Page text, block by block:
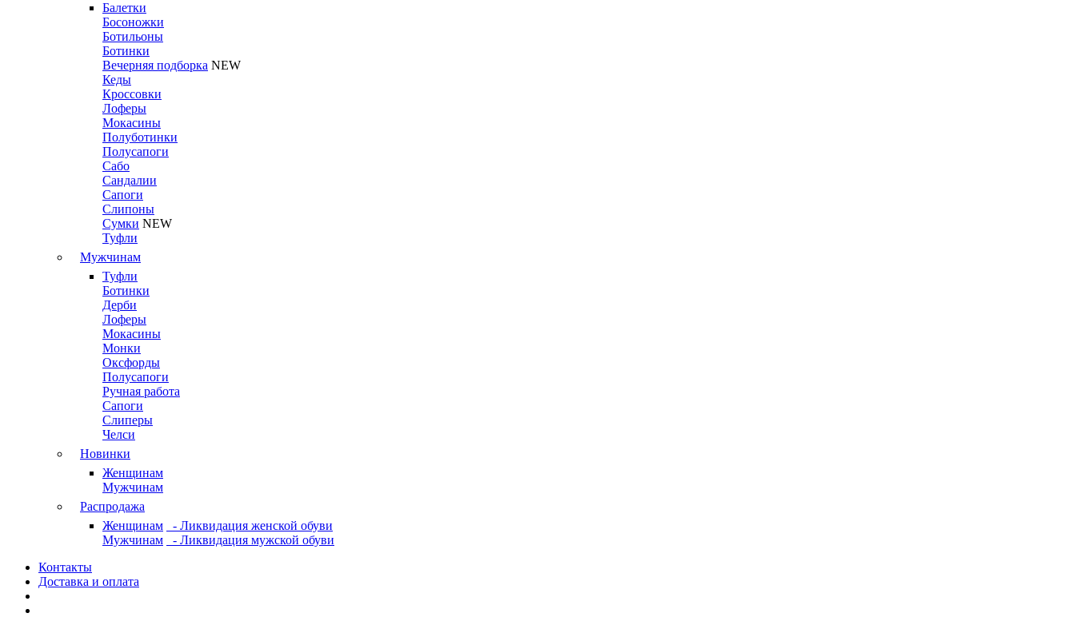
Балетки
Босоножки
Ботильоны
Ботинки
Вечерняя подборка NEW
Кеды
Кроссовки
Лоферы
Мокасины
Полуботинки
Полусапоги
Сабо
Сандалии
Сапоги
Слипоны
Сумки NEW
Туфли
Мужчинам
Туфли
Ботинки
Дерби
Лоферы
Мокасины
Монки
Оксфорды
Полусапоги
Ручная работа
Сапоги
Слиперы
Челси
Новинки
Женщинам
Мужчинам
Распродажа
Женщинам
- Ликвидация женской обуви
Мужчинам
- Ликвидация мужской обуви
Контакты
Доставка и оплата